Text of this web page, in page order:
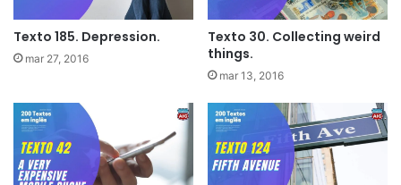
Texto 185. Depression.
mar 27, 2016
Texto 30. Collecting weird
things.
mar 13, 2016